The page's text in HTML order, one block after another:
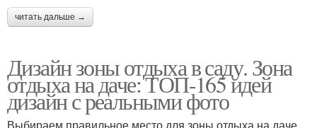
читать дальше →
Дизайн зоны отдыха в саду. Зона
отдыха на даче: ТОП-165 идей
дизайн с реальными фото
Выбираем правильное место для зоны отдыха на даче